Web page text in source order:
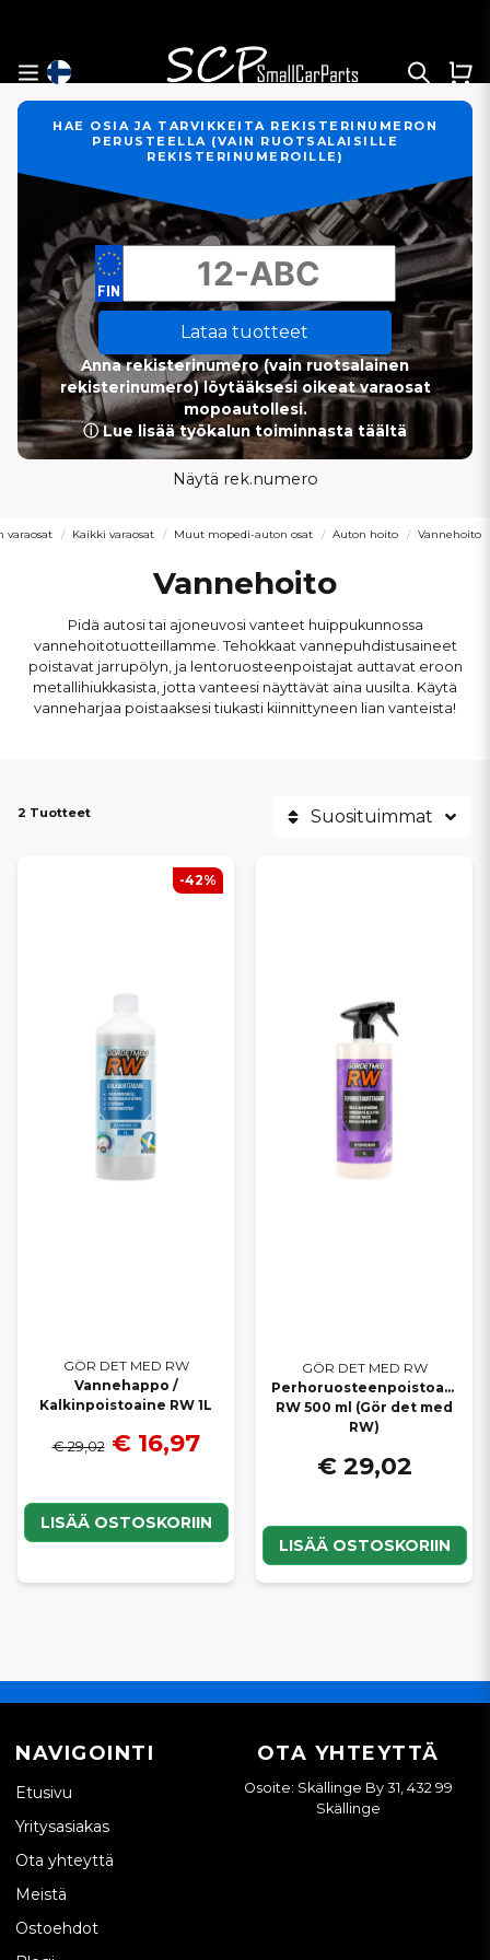
HAE OSIA JA TARVIKKEITA REKISTERINUMERON
PERUSTEELLA (VAIN RUOTSALAISILLE
REKISTERINUMEROILLE)
Lataa tuotteet
Anna rekisterinumero (vain ruotsalainen
rekisterinumero) löytääksesi oikeat varaosat
mopoautollesi.
ⓘ Lue lisää työkalun toiminnasta täältä
Näytä rek.numero
varaosat Kaikki varaosat Muut mopedi-auton osat Auton hoito Vannehoito
Vannehoito
Pidä autosi tai ajoneuvosi vanteet huippukunnossa
vannehoitotuotteillamme. Tehokkaat vannepuhdistusaineet
poistavat jarrupölyn, ja lentoruosteenpoistajat auttavat eroon
metallihiukkasista, jotta vanteesi näyttävät aina uusilta. Käytä
vanneharjaa poistaaksesi tiukasti kiinnittyneen lian vanteista!
2 Tuotteet Suosituimmat
GÖR DET MED RW
Vannehappo /
Kalkinpoistoaine RW 1L
€ 29,02 € 16,97
LISÄÄ OSTOSKORIIN
-42%
GÖR DET MED RW
Perhoruosteenpoistoaine
RW 500 ml (Gör det med
RW)
€ 29,02
LISÄÄ OSTOSKORIIN
NAVIGOINTI
Etusivu
Yritysasiakas
Ota yhteyttä
Meistä
Ostoehdot
OTA YHTEYTTÄ
Osoite: Skällinge By 31, 432 99
Skällinge